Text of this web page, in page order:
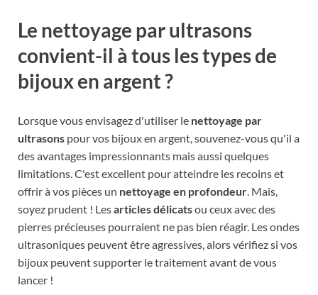
Le nettoyage par ultrasons
convient-il à tous les types de
bijoux en argent ?
Lorsque vous envisagez d'utiliser le nettoyage par
ultrasons pour vos bijoux en argent, souvenez-vous qu'il a
des avantages impressionnants mais aussi quelques
limitations. C'est excellent pour atteindre les recoins et
offrir à vos pièces un nettoyage en profondeur. Mais,
soyez prudent ! Lesarticles délicatsou ceux avec des
pierres précieuses pourraient ne pas bien réagir. Les ondes
ultrasoniques peuvent être agressives, alors vérifiez si vos
bijoux peuvent supporter le traitement avant de vous
lancer !